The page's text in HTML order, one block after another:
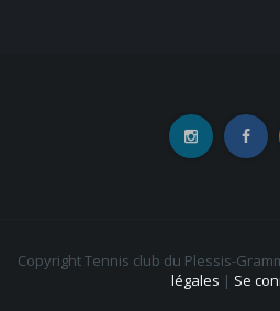
Copyright Tennis club du Plessis-
légales | Se